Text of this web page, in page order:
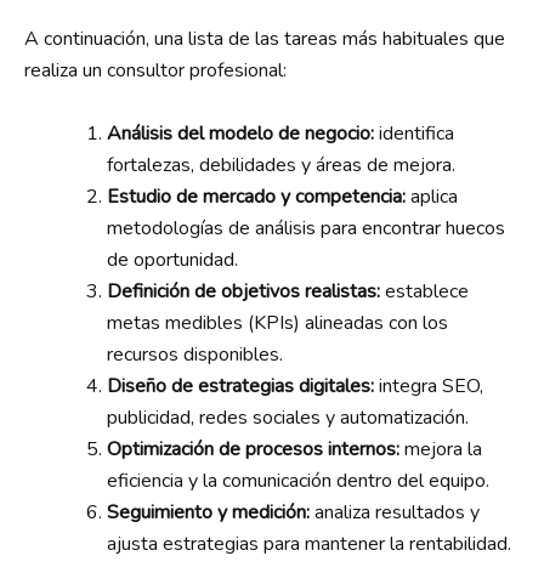
A continuación, una lista de las tareas más habituales que
realiza un consultor profesional:
Análisis del modelo de negocio:identifica
fortalezas, debilidades y áreas de mejora.
Estudio de mercado y competencia:aplica
metodologías de análisis para encontrar huecos
de oportunidad.
Definición de objetivos realistas:establece
metas medibles (KPIs) alineadas con los
recursos disponibles.
Diseño de estrategias digitales:integra SEO,
publicidad, redes sociales y automatización.
Optimización de procesos internos:mejora la
eficiencia y la comunicación dentro del equipo.
Seguimiento y medición:analiza resultados y
ajusta estrategias para mantener la rentabilidad.